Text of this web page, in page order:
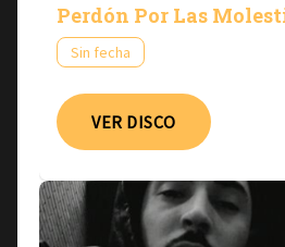
Perdón Por Las
Sin fecha
VER DISCO